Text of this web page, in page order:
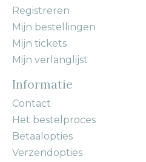
Registreren
Mijn bestellingen
Mijn tickets
Mijn verlanglijst
Informatie
Contact
Het bestelproces
Betaalopties
Verzendopties